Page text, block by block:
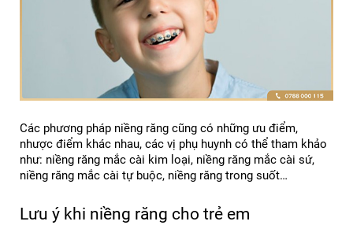
Các phương pháp niềng răng cũng có những ưu điểm,
nhược điểm khác nhau, các vị phụ huynh có thể tham khảo
như: niềng răng mắc cài kim loại, niềng răng mắc cài sứ,
niềng răng mắc cài tự buộc, niềng răng trong suốt…
Lưu ý khi niềng răng cho trẻ em